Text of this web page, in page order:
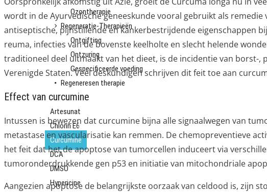
Ozontherapie
Regeneratie-Therapieën
Ontgifting
Ontzuring
Gespecificeerde voeding
Regeneresen therapie
Infusies
Artesunat
Chlorin E6
Curcumine
DCA
DMSO
Hypericine
wordt in de Ayurvedische geneeskunde vooral gebruikt als
antiseptische, pijnstillende en kankerbestrijdende eigenschappen
reuma, infecties van de bovenste keelholte en slecht helende
traditioneel deel uitmaakt van het dieet, is de incidentie van borst-
Verenigde Staten. Veel deskundigen schrijven dit feit toe aan
Effect van curcumine
Intussen is bewezen dat curcumine bijna alle signaalwegen van
metastase en vascularisatie kan remmen. De chemopreventieve
het feit dat het de apoptose van tumorcellen induceert via
tumoronderdrukkende gen p53 en initiatie van mitochondriale
Aangezien apoptose de belangrijkste oorzaak van celdood is, zijn